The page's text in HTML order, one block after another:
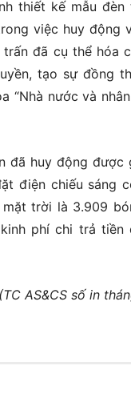
thiết kế mẫu đèn
việc huy động
đã cụ thể hóa
tạo sự đồng
“Nhà nước và
đã huy động được
điện chiếu sáng
trời là 3.909
phí chi trả tiền
(TC AS&CS số in